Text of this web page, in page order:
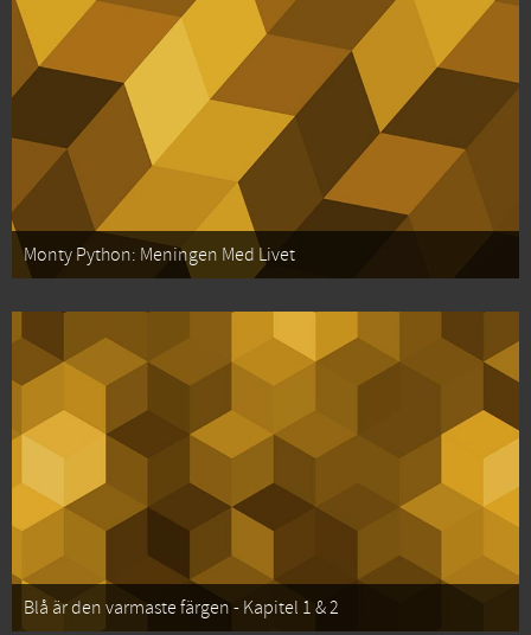
Monty Python: Meningen Med Livet
Blå är den varmaste färgen - Kapitel 1 & 2